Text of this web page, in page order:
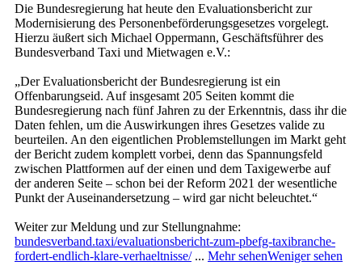
Die Bundesregierung hat heute den Evaluationsbericht zur
Modernisierung des Personenbeförderungsgesetzes vorgelegt.
Hierzu äußert sich Michael Oppermann, Geschäftsführer des
Bundesverband Taxi und Mietwagen e.V.:
„Der Evaluationsbericht der Bundesregierung ist ein
Offenbarungseid. Auf insgesamt 205 Seiten kommt die
Bundesregierung nach fünf Jahren zu der Erkenntnis, dass ihr die
Daten fehlen, um die Auswirkungen ihres Gesetzes valide zu
beurteilen. An den eigentlichen Problemstellungen im Markt geht
der Bericht zudem komplett vorbei, denn das Spannungsfeld
zwischen Plattformen auf der einen und dem Taxigewerbe auf
der anderen Seite – schon bei der Reform 2021 der wesentliche
Punkt der Auseinandersetzung – wird gar nicht beleuchtet.“
Weiter zur Meldung und zur Stellungnahme:
bundesverband.taxi/evaluationsbericht-zum-pbefg-taxibranche-
fordert-endlich-klare-verhaeltnisse/ ... Mehr sehenWeniger sehen